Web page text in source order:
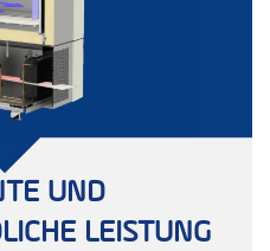
UND
LEISTUNG